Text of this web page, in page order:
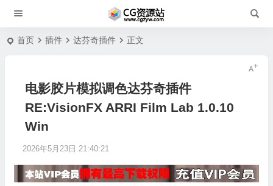
首页 插件 达芬奇插件 正文
电影胶片模拟调色达芬奇插件
RE:VisionFX ARRI Film Lab 1.0.10
Win
2026年5月23日 21:40:21